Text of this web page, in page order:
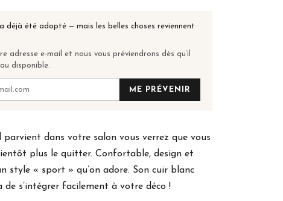
déjà été adopté — mais les belles choses reviennent
adresse e-mail et nous vous préviendrons dès qu’il
disponible.
ME PRÉVENIR
parvient dans votre salon vous verrez que vous
plus le quitter. Confortable, design et
style « sport » qu’on adore. Son cuir blanc
de s’intégrer facilement à votre déco !